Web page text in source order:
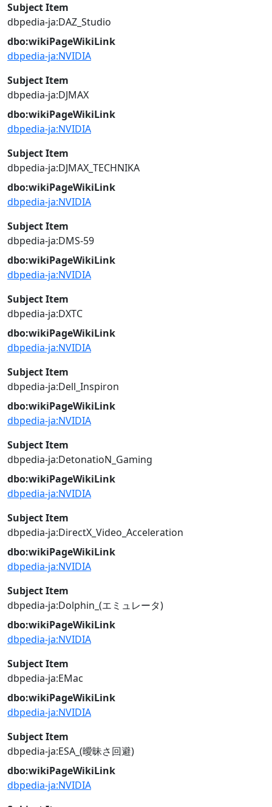
Subject Item
dbpedia-ja:DAZ_Studio
dbo:wikiPageWikiLink
dbpedia-ja:NVIDIA
Subject Item
dbpedia-ja:DJMAX
dbo:wikiPageWikiLink
dbpedia-ja:NVIDIA
Subject Item
dbpedia-ja:DJMAX_TECHNIKA
dbo:wikiPageWikiLink
dbpedia-ja:NVIDIA
Subject Item
dbpedia-ja:DMS-59
dbo:wikiPageWikiLink
dbpedia-ja:NVIDIA
Subject Item
dbpedia-ja:DXTC
dbo:wikiPageWikiLink
dbpedia-ja:NVIDIA
Subject Item
dbpedia-ja:Dell_Inspiron
dbo:wikiPageWikiLink
dbpedia-ja:NVIDIA
Subject Item
dbpedia-ja:DetonatioN_Gaming
dbo:wikiPageWikiLink
dbpedia-ja:NVIDIA
Subject Item
dbpedia-ja:DirectX_Video_Acceleration
dbo:wikiPageWikiLink
dbpedia-ja:NVIDIA
Subject Item
dbpedia-ja:Dolphin_(エミュレータ)
dbo:wikiPageWikiLink
dbpedia-ja:NVIDIA
Subject Item
dbpedia-ja:EMac
dbo:wikiPageWikiLink
dbpedia-ja:NVIDIA
Subject Item
dbpedia-ja:ESA_(曖昧さ回避)
dbo:wikiPageWikiLink
dbpedia-ja:NVIDIA